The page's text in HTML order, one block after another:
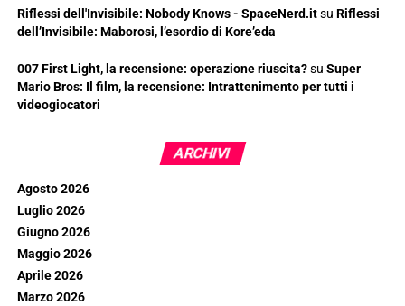
Riflessi dell'Invisibile: Nobody Knows - SpaceNerd.itsu Riflessi
dell’Invisibile: Maborosi, l’esordio di Kore’eda
007 First Light, la recensione: operazione riuscita?su Super
Mario Bros: Il film, la recensione: Intrattenimento per tutti i
videogiocatori
ARCHIVI
Agosto 2026
Luglio 2026
Giugno 2026
Maggio 2026
Aprile 2026
Marzo 2026